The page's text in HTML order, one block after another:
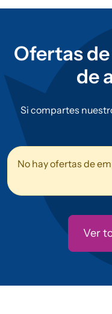
Ofertas
de
Si compartes
No hay ofertas de
Ver